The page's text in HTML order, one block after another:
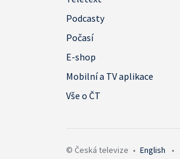
Podcasty
Počasí
E-shop
Mobilní a TV aplikace
Vše o ČT
© Česká televize • English •